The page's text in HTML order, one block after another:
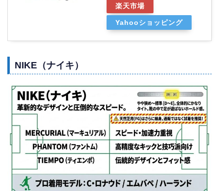
楽天市場
Yahooショッピング
NIKE（ナイキ）